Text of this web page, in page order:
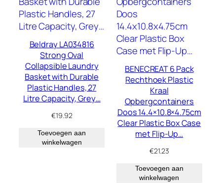
Beldray LA034816
Strong Oval
Collapsible Laundry
Basket with Durable
Plastic Handles, 27
Litre Capacity, Grey…
€19.92
Toevoegen aan
winkelwagen
BENECREAT 6 Pack
Rechthoek Plastic
Kraal
Opbergcontainers
Doos 14.4×10.8×4.75cm
Clear Plastic Box Case
met Flip-Up…
€21.23
Toevoegen aan
winkelwagen